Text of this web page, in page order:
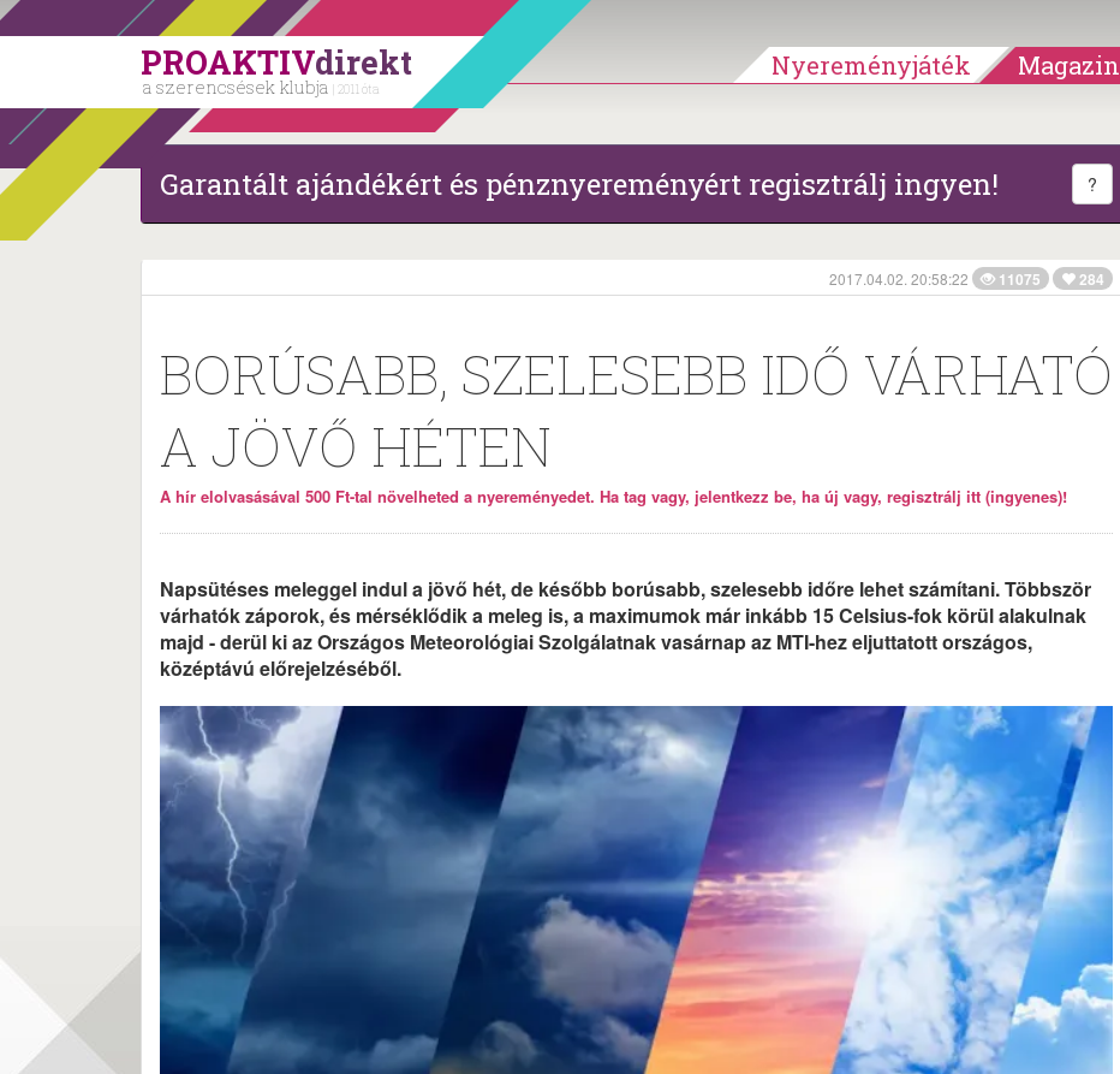
PROAKTIVdirekt
a szerencsések klubja | 2011 óta
Nyereményjáték Magazin
Garantált ajándékért és pénznyereményért regisztrálj ingyen! ?
2017.04.02. 20:58:22 11075 284
BORÚSABB, SZELESEBB IDŐ VÁRHATÓ
A JÖVŐ HÉTEN
A hír elolvasásával 500 Ft-tal növelheted a nyereményedet. Ha tag vagy, jelentkezz be, ha új vagy, regisztrálj itt (ingyenes)!
Napsütéses meleggel indul a jövő hét, de később borúsabb, szelesebb időre lehet számítani. Többször
várhatók záporok, és mérséklődik a meleg is, a maximumok már inkább 15 Celsius-fok körül alakulnak
majd - derül ki az Országos Meteorológiai Szolgálatnak vasárnap az MTI-hez eljuttatott országos,
középtávú előrejelzéséből.